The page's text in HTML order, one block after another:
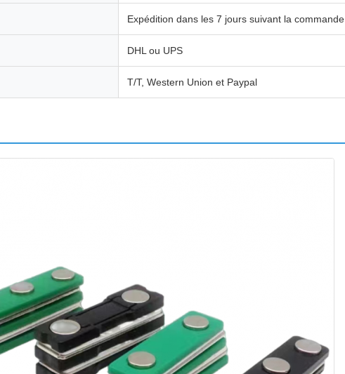
Expédition dans les 7 jours suivant la commande
DHL ou UPS
T/T, Western Union et Paypal